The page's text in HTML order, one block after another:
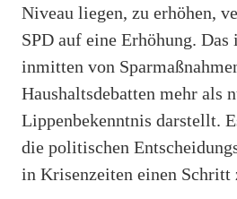
Niveau liegen, zu erhöhen,
SPD auf eine Erhöhung. Das
inmitten von
Haushaltsdebatten mehr als
Lippenbekenntnis darstellt.
die politischen
in Krisenzeiten einen Schritt